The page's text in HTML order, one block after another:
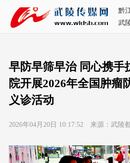
黔
武
早防早筛早治 同心携手
院开展2026年全国肿瘤
义诊活动
2026年04月20日 10:17:52 来源：武陵